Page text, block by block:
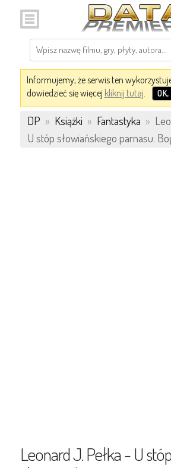
Informujemy, że serwis ten
dowiedzieć się więcej kliknij tutaj.
DP » Książki » Fantastyka »
U stóp słowiańskiego parnasu.
Leonard J. Pełka - U